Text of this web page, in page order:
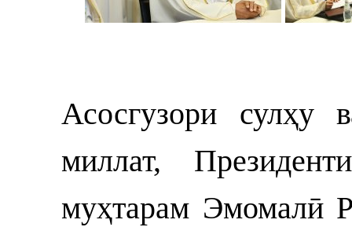
Асосгузори
миллат,
муҳтарам Эмомалӣ